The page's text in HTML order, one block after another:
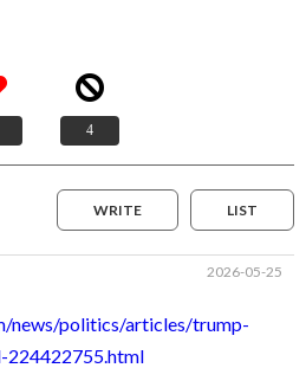
4
LIST
WRITE
2026-05-25
news/politics/articles/trump-
224422755.html